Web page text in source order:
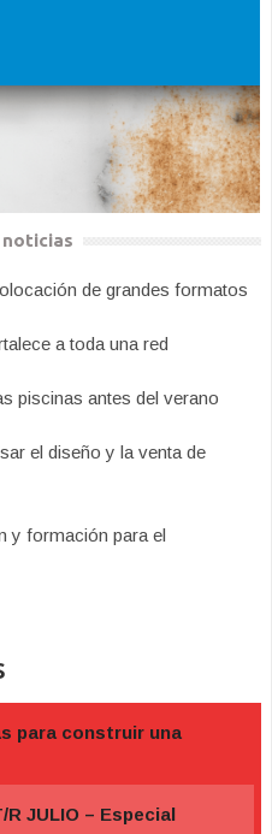
noticias
de grandes formatos
a toda una red
piscinas antes del verano
el diseño y la venta de
y formación para el